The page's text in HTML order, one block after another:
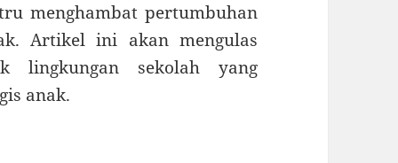
menghambat pertumbuhan
Artikel ini akan mengulas
lingkungan sekolah yang
anak.